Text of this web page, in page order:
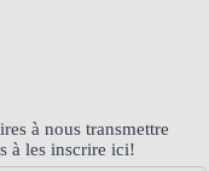
à nous transmettre
à les inscrire ici!